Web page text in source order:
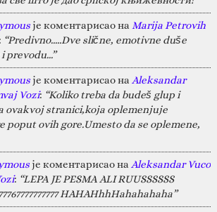
је коментарисао на Marija Petrovih
“Predivno.....Dve slične, emotivne duše
prevodu...”
је коментарисао на Aleksandar
Vozi: “Koliko treba da budeš glup i
ovakvoj stranici,koja oplemenjuje
poput ovih gore.Umesto da se oplemene,
је коментарисао на Aleksandar Vuco
: “LEPA JE PESMA ALI RUUSSSSSS
HAHAHhhHahahahaha”